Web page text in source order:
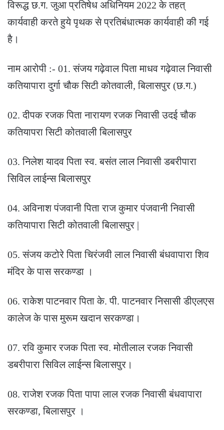
विरूद्ध छ.ग. जुआ प्रतिषेध अधिनियम 2022 के तहत्
कार्यवाही करते हुये पृथक से प्रतिबंधात्मक कार्यवाही की गई
है।
नाम आरोपी :- 01. संजय गढ़ेवाल पिता माधव गढ़ेवाल निवासी
कतियापारा दुर्गा चौक सिटी कोतवाली, बिलासपुर (छ.ग.)
02. दीपक रजक पिता नारायण रजक निवासी उदई चौक
कतियापरा सिटी कोतवाली बिलासपुर
03. निलेश यादव पिता स्व. बसंत लाल निवासी डबरीपारा
सिविल लाईन्स बिलासपुर
04. अविनाश पंजवानी पिता राज कुमार पंजवानी निवासी
कतियापारा सिटी कोतवाली बिलासपुर |
05. संजय कटोरे पिता चिरंजवी लाल निवासी बंधवापारा शिव
मंदिर के पास सरकण्डा ।
06. राकेश पाटनवार पिता के. पी. पाटनवार निसासी डीएलएस
कालेज के पास मुरूम खदान सरकण्डा।
07. रवि कुमार रजक पिता स्व. मोतीलाल रजक निवासी
डबरीपारा सिविल लाईन्स बिलासपुर।
08. राजेश रजक पिता पापा लाल रजक निवासी बंधवापारा
सरकण्डा, बिलासपुर ।